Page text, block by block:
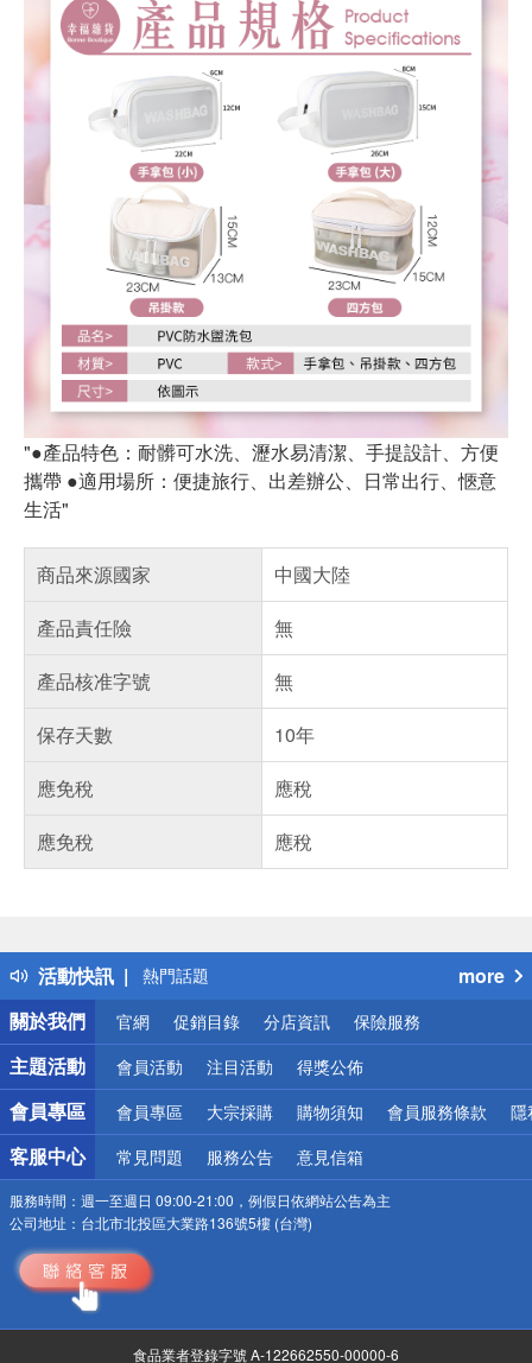
"●產品特色：耐髒可水洗、瀝水易清潔、手提設計、方便
攜帶 ●適用場所：便捷旅行、出差辦公、日常出行、愜意
生活"
商品來源國家
中國大陸
產品責任險
無
產品核准字號
無
保存天數
10年
應免稅
應稅
應免稅
應稅
活動快訊
得獎公告
熱門話題
銀行優惠
偏遠地區配送
詐騙網頁！請小心！
more
關於我們
官網 促銷目錄 分店資訊 保險服務
主題活動 會員活動 注目活動 得獎公佈
會員專區 會員專區 大宗採購 購物須知 會員服務條款 隱
客服中心 常見問題 服務公告 意見信箱
服務時間： 週一至週日 09:00-21:00，例假日依網站公告為主
公司地址： 台北市北投區大業路136號5樓 (台灣)
食品業者登錄字號 A-122662550-00000-6